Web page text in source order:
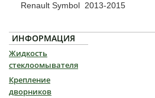
Renault Symbol 2013-2015
ИНФОРМАЦИЯ
Жидкость
стеклоомывателя
Крепление
дворников